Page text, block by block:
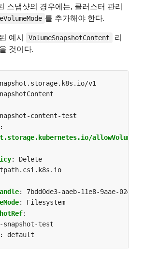
스냅샷의 경우에는, 클러스터 관리
를 추가해야 한다.
예시
VolumeSnapshotContent
리
것이다.
v1
content-test
:
:
Delete
:
7bdd0de3-aaeb-11e8-9aae-
:
Filesystem
:
snapshot-test
: default